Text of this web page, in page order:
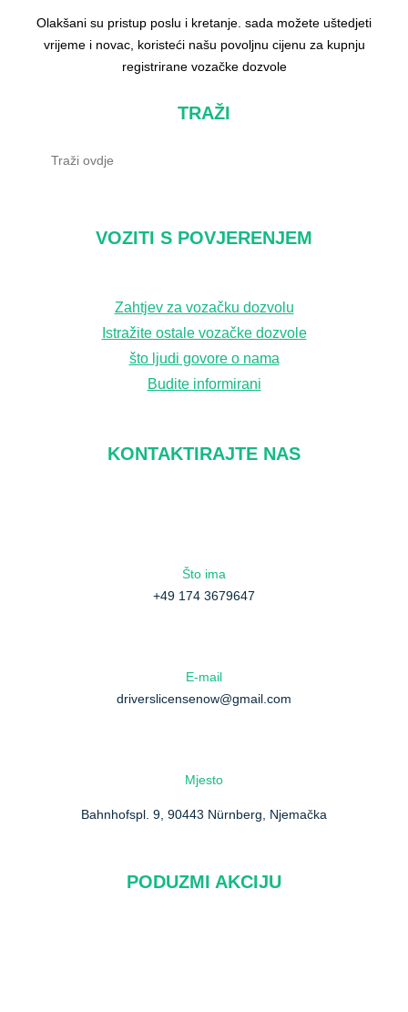
Olakšani su pristup poslu i kretanje. sada možete uštedjeti
vrijeme i novac, koristeći našu povoljnu cijenu za kupnju
registrirane vozačke dozvole
TRAŽI
VOZITI S POVJERENJEM
Zahtjev za vozačku dozvolu
Istražite ostale vozačke dozvole
što ljudi govore o nama
Budite informirani
PODUZMI AKCIJU
KONTAKTIRAJTE NAS
Što ima
+49 174 3679647
E-mail
driverslicensenow@gmail.com
Mjesto
Bahnhofspl. 9, 90443 Nürnberg, Njemačka